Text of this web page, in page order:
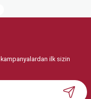
ilk sizin